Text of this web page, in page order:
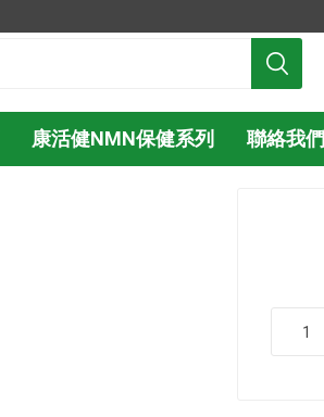
康活健NMN保健系列 聯絡我們